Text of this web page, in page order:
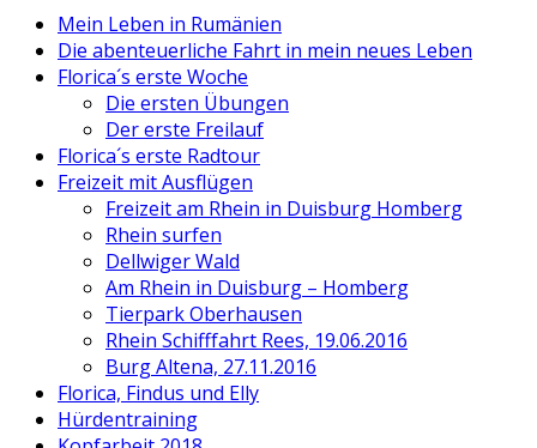
Mein Leben in Rumänien
Die abenteuerliche Fahrt in mein neues Leben
Florica´s erste Woche
Die ersten Übungen
Der erste Freilauf
Florica´s erste Radtour
Freizeit mit Ausflügen
Freizeit am Rhein in Duisburg Homberg
Rhein surfen
Dellwiger Wald
Am Rhein in Duisburg – Homberg
Tierpark Oberhausen
Rhein Schifffahrt Rees, 19.06.2016
Burg Altena, 27.11.2016
Florica, Findus und Elly
Hürdentraining